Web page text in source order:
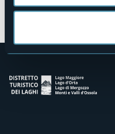
Ouvrir la carte